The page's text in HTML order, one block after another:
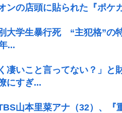
ンの店頭に貼られた『ポ
別大学生暴行死 “主犯格”
...
凄いこと言ってない？」
にすぎ...
山本里菜アナ（32）、